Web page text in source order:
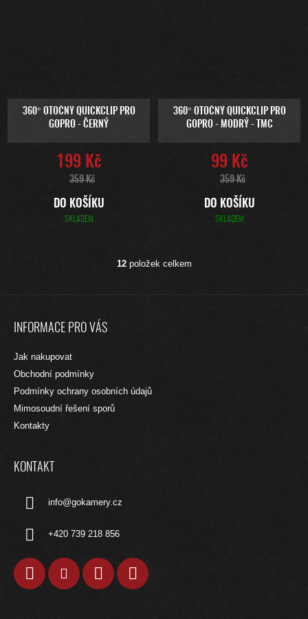
360° OTOČNÝ QUICKCLIP PRO
GOPRO - ČERNÝ
199 Kč
359 Kč
DO KOŠÍKU
SKLADEM
360° OTOČNÝ QUICKCLIP PRO
GOPRO - MODRÝ - TMC
99 Kč
359 Kč
DO KOŠÍKU
SKLADEM
O
12položek celkem
INFORMACE PRO VÁS
Jak nakupovat
Obchodní podmínky
Podmínky ochrany osobních údajů
Mimosoudní řešení sporů
Kontakty
KONTAKT
info@gokamery.cz
+420 739 218 856